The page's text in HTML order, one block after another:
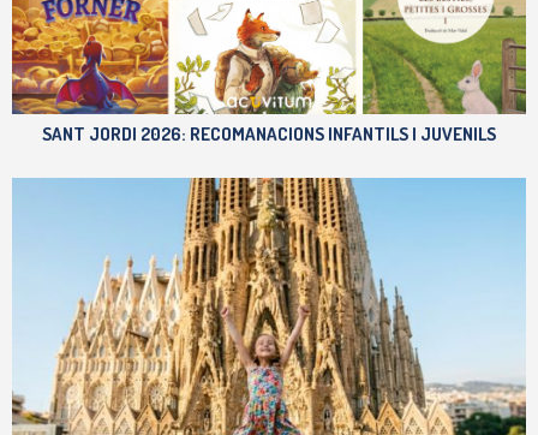
SANT JORDI 2026: RECOMANACIONS INFANTILS I JUVENILS